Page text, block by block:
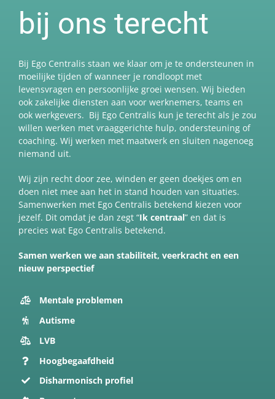
bij ons terecht
Bij Ego Centralis staan we klaar om je te ondersteunen in
moeilijke tijden of wanneer je rondloopt met
levensvragen en persoonlijke groei wensen. Wij bieden
ook zakelijke diensten aan voor werknemers, teams en
ook werkgevers. Bij Ego Centralis kun je terecht als je zou
willen werken met vraaggerichte hulp, ondersteuning of
coaching. Wij werken met maatwerk en sluiten nagenoeg
niemand uit.
Wij zijn recht door zee, winden er geen doekjes om en
doen niet mee aan het in stand houden van situaties.
Samenwerken met Ego Centralis betekend kiezen voor
jezelf. Dit omdat je dan zegt “Ik centraal” en dat is
precies wat Ego Centralis betekend.
Samen werken we aan stabiliteit, veerkracht en een
nieuw perspectief
Mentale problemen
Autisme
LVB
Hoogbegaafdheid
Disharmonisch profiel